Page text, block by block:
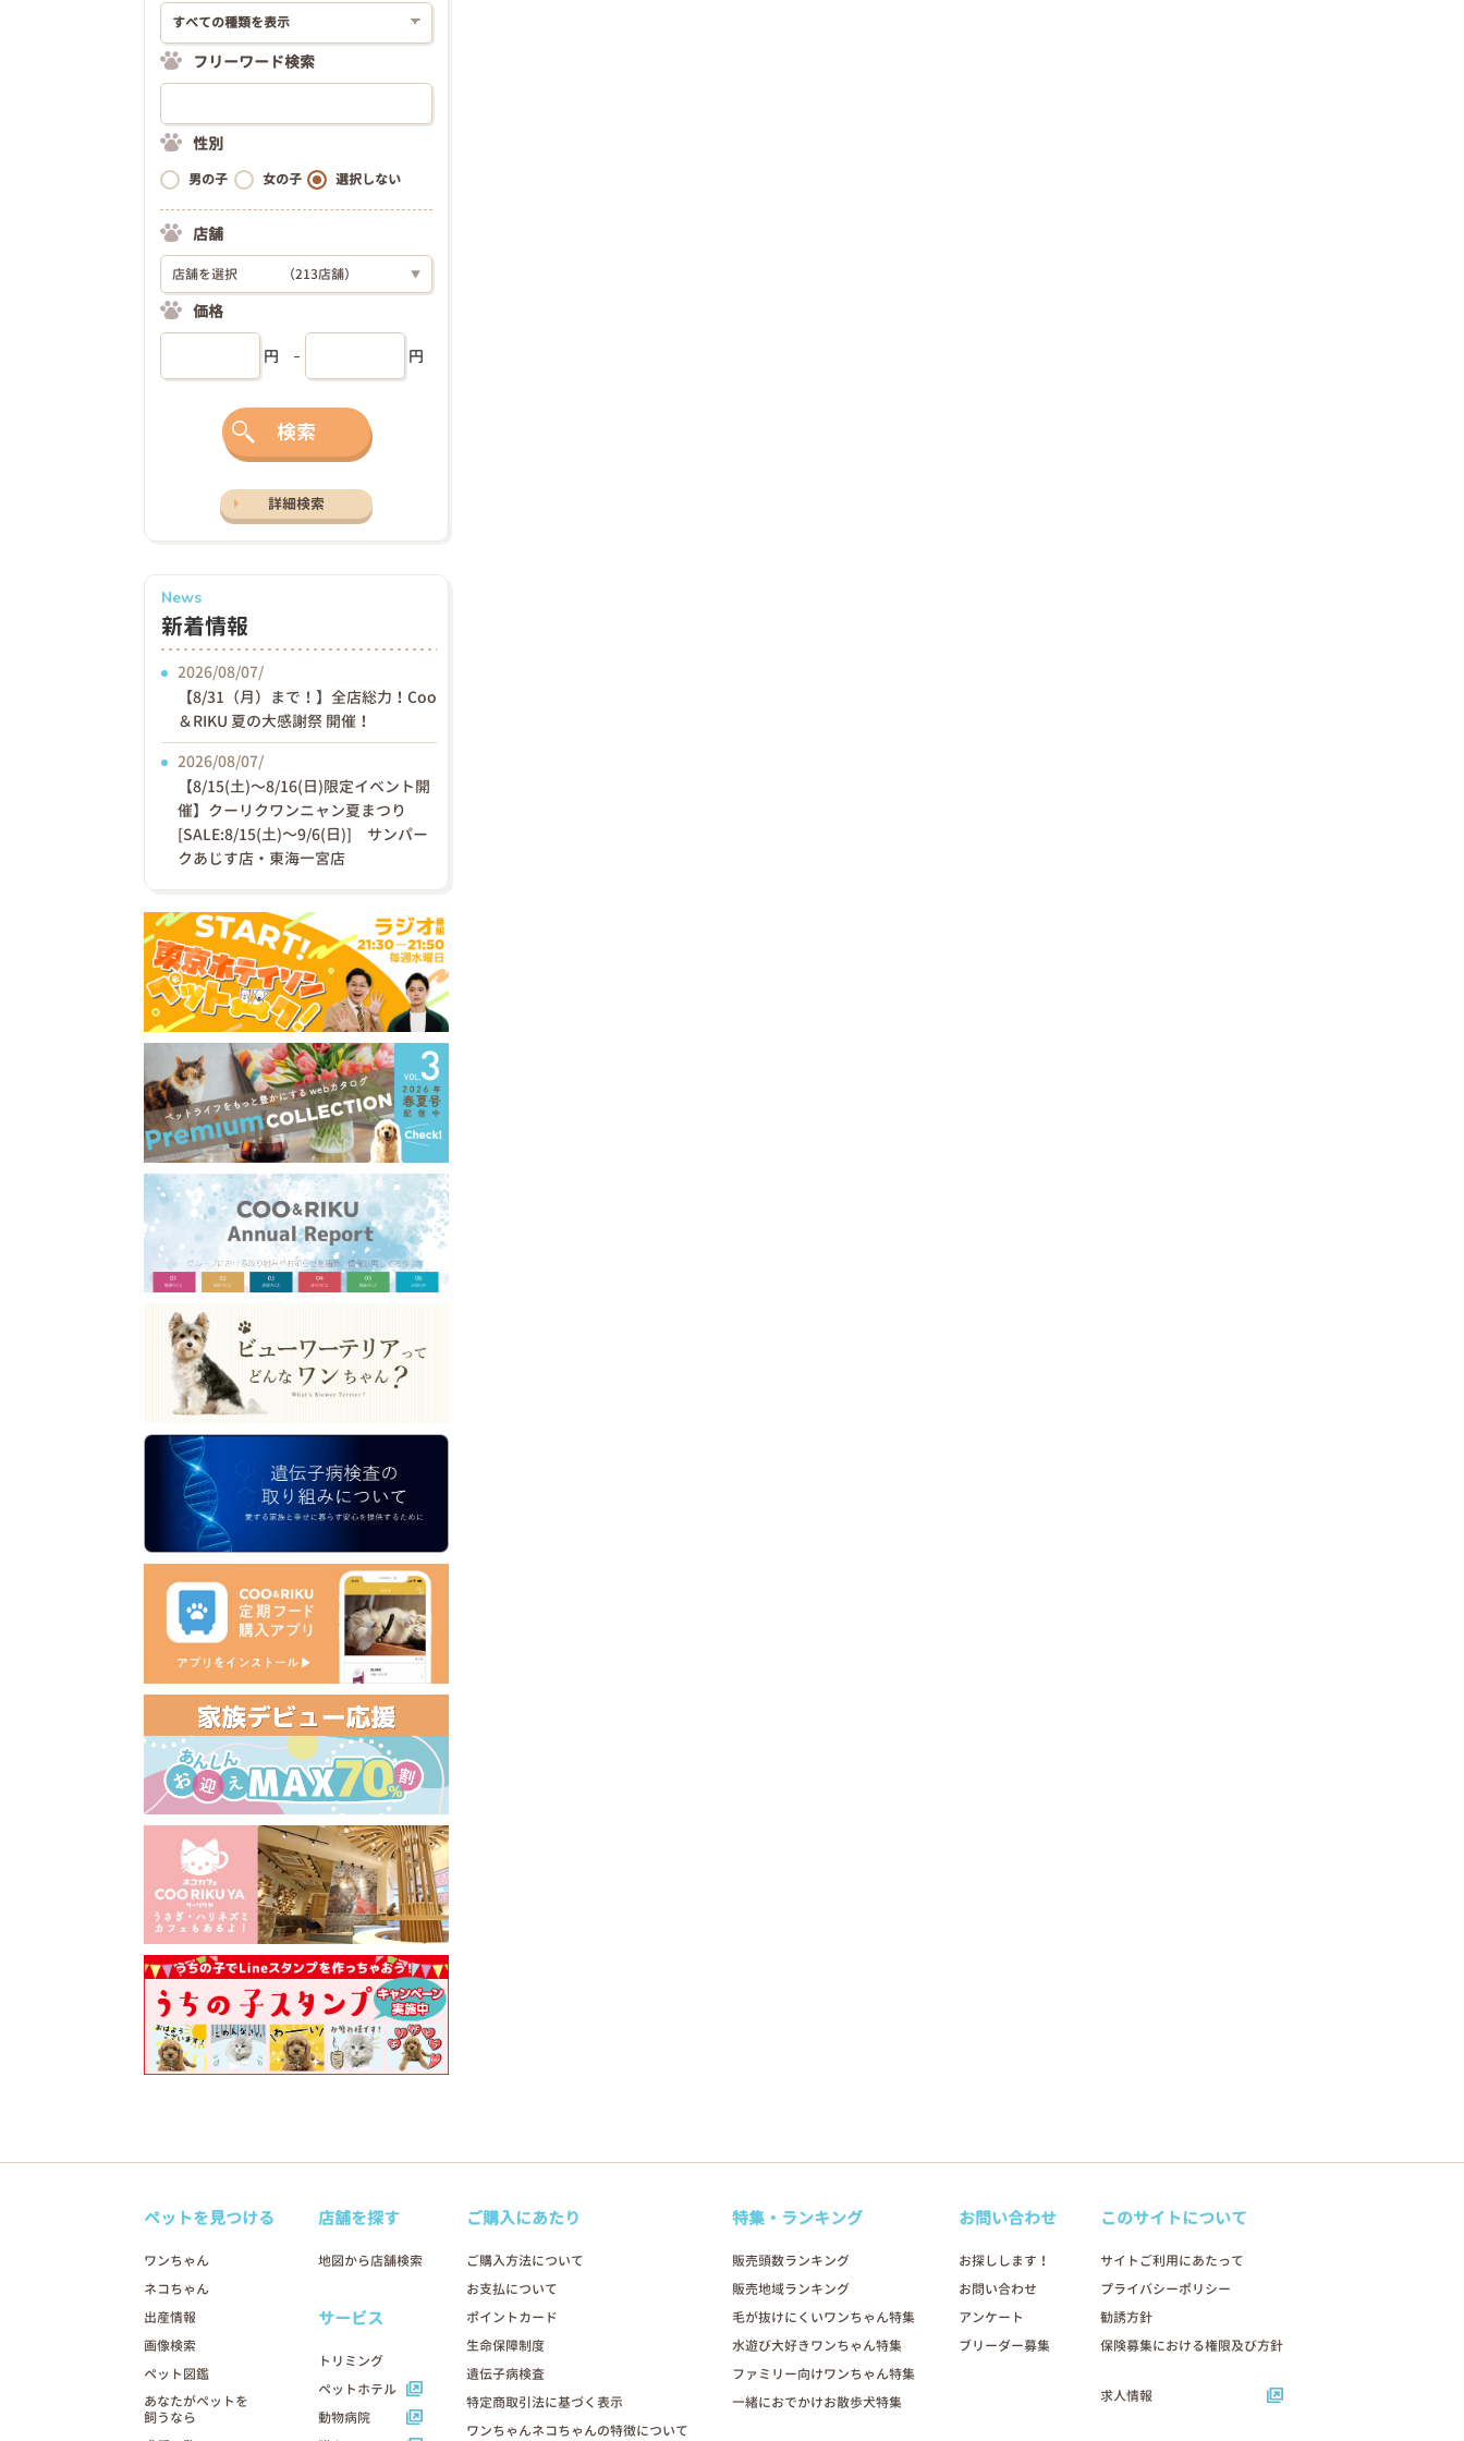
フリーワード検索
性別
男の子 女の子 選択しない
店舗
店舗を選択 （213店舗） ▼
価格
円 円
検索
詳細検索
News
新着情報
2026/08/07/
【8/31（月）まで！】全店総力！Coo
＆RIKU 夏の大感謝祭 開催！
2026/08/07/
【8/15(土)〜8/16(日)限定イベント開
催】クーリクワンニャン夏まつり
[SALE:8/15(土)～9/6(日)] サンパー
クあじす店・東海一宮店
ペットを見つける
ワンちゃん
ネコちゃん
出産情報
画像検索
ペット図鑑
あなたがペットを
飼うなら
店舗を探す
地図から店舗検索
サービス
トリミング
ペットホテル
動物病院
ご購入にあたり
ご購入方法について
お支払について
ポイントカード
生命保障制度
遺伝子病検査
特定商取引法に基づく表示
ワンちゃんネコちゃんの特徴について
特集・ランキング
販売頭数ランキング
販売地域ランキング
毛が抜けにくいワンちゃん特集
水遊び大好きワンちゃん特集
ファミリー向けワンちゃん特集
一緒におでかけお散歩犬特集
お問い合わせ
お探しします！
お問い合わせ
アンケート
ブリーダー募集
このサイトについて
サイトご利用にあたって
プライバシーポリシー
勧誘方針
保険募集における権限及び方針
求人情報